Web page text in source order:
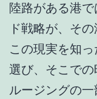
陸路がある港
ド戦略が、そ
この現実を知
選び、そこで
ルージングの一